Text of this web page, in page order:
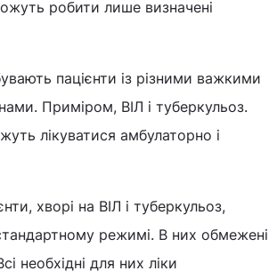
робити лише визначені
пацієнти із різними важкими
Приміром, ВІЛ і туберкульоз.
лікуватися амбулаторно і
хворі на ВІЛ і туберкульоз,
режимі. В них обмежені
необхідні для них ліки